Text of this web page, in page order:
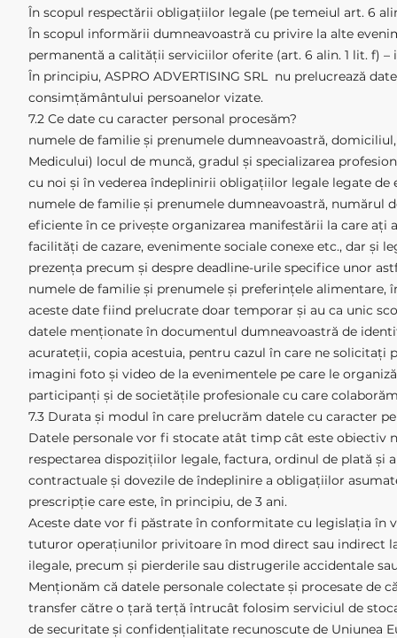
În scopul respectării obligațiilor legale (pe temeiul art. 6
În scopul informării dumneavoastră cu privire la alte
permanentă a calității serviciilor oferite (art. 6 alin. 1 lit. f)
În principiu, ASPRO ADVERTISING SRL nu prelucrează
consimțământului persoanelor vizate.
7.2 Ce date cu caracter personal procesăm?
numele de familie și prenumele dumneavoastră,
Medicului) locul de muncă, gradul și specializarea
cu noi și în vederea îndeplinirii obligațiilor legale legate
numele de familie și prenumele dumneavoastră, numărul
eficiente în ce privește organizarea manifestării la care
facilități de cazare, evenimente sociale conexe etc., dar
prezența precum și despre deadline-urile specifice unor
numele de familie şi prenumele şi preferinţele alimentare,
aceste date fiind prelucrate doar temporar şi au ca unic
datele menționate în documentul dumneavoastră de
acurateții, copia acestuia, pentru cazul în care ne solicitați
imagini foto și video de la evenimentele pe care le
participanți și de societățile profesionale cu care
7.3 Durata și modul în care prelucrăm datele cu caracter
Datele personale vor fi stocate atât timp cât este obiectiv
respectarea dispozițiilor legale, factura, ordinul de plată și
contractuale și dovezile de îndeplinire a obligațiilor
prescripție care este, în principiu, de 3 ani.
Aceste date vor fi păstrate în conformitate cu legislația în
tuturor operațiunilor privitoare în mod direct sau indirect
ilegale, precum și pierderile sau distrugerile accidentale
Menționăm că datele personale colectate și procesate de
transfer către o țară terță întrucât folosim serviciul de
de securitate și confidențialitate recunoscute de Uniunea